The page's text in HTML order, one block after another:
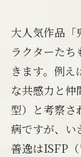
大人気作品「
ラクターた
きます。例
な共感力と
型）と考察さ
病ですが、い
善逸はISFP（